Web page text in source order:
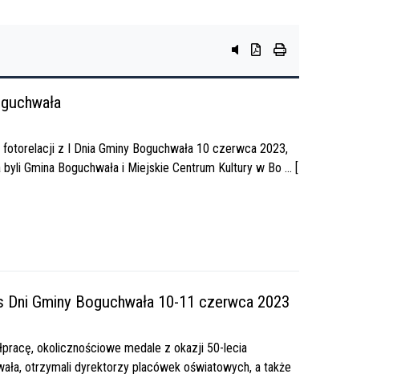
przycisk do systemu czytania
przycisk do pobierania
przycisk do
z I Dnia Gminy Boguchwała 10 czerwca 2023,
Gmina Boguchwała i Miejskie Centrum Kultury w Bo ... [
Gminy Boguchwała 10-11 czerwca 2023
okolicznościowe medale z okazji 50-lecia
otrzymali dyrektorzy placówek oświatowych, a także